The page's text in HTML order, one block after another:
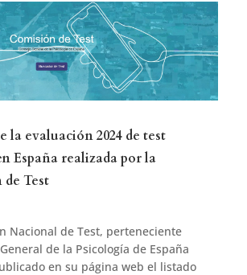
la evaluación 2024 de test
España realizada por la
Test
Nacional de Test, perteneciente
de la Psicología de España
en su página web el listado